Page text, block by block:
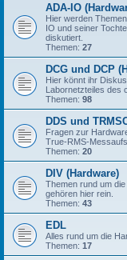
ADA-IO
Hier werden
IO und seiner
diskutiert.
Themen: 27
DCG und DCP
Hier könnt ihr
Labornetzteiles des
Themen: 98
DDS und
Fragen zur
True-RMS-
Themen: 20
DIV (Hardware)
Themen rund um
gehören hier rein.
Themen: 43
EDL
Alles rund um die
Themen: 17